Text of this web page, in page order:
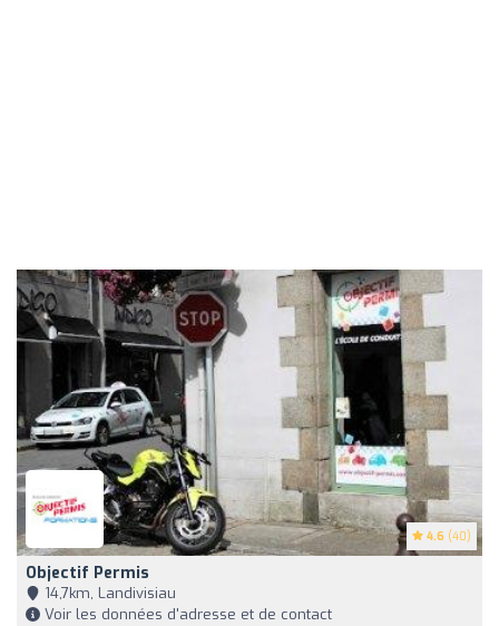
4.6 (40)
Objectif Permis
14,7km, Landivisiau
Voir les données d'adresse et de contact